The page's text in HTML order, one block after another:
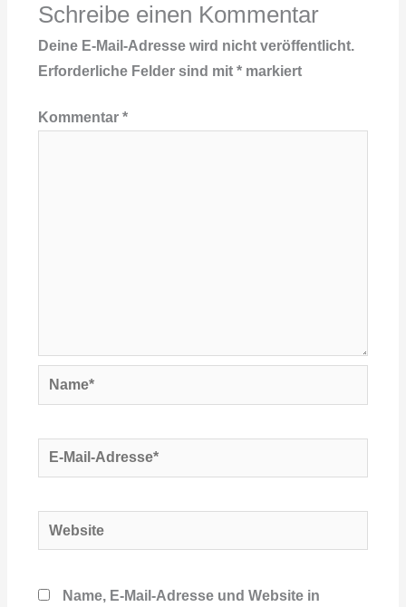
Schreibe einen Kommentar
Deine E-Mail-Adresse wird nicht veröffentlicht.
Erforderliche Felder sind mit *markiert
Kommentar *
Name*
E-
Mail-
Website
Name, E-Mail-Adresse und Website in